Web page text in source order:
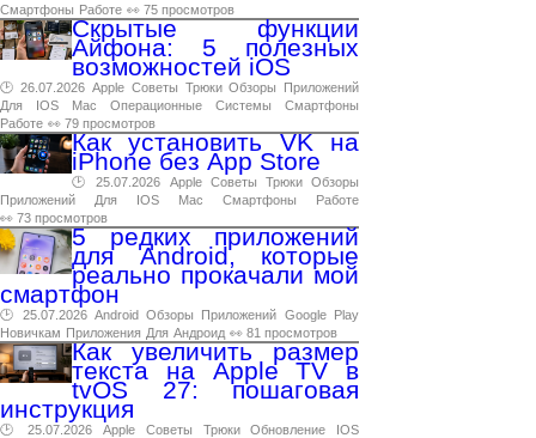
Смартфоны Работе 👀 75 просмотров
Скрытые функции
Айфона: 5 полезных
возможностей iOS
🕑 26.07.2026 Apple Советы Трюки Обзоры
Приложений
Для
IOS Mac Операционные Системы
Смартфоны
Работе 👀 79 просмотров
Как установить VK на
iPhone без App Store
🕑 25.07.2026 Apple Советы Трюки Обзоры
Приложений
Для IOS Mac Смартфоны
Работе
👀 73 просмотров
5 редких приложений
для Android, которые
реально прокачали мой
смартфон
🕑 25.07.2026 Android Обзоры Приложений Google
Play
Новичкам Приложения Для Андроид 👀 81 просмотров
Как увеличить размер
текста на Apple TV в
tvOS 27: пошаговая
инструкция
🕑 25.07.2026 Apple Советы Трюки Обновление
IOS